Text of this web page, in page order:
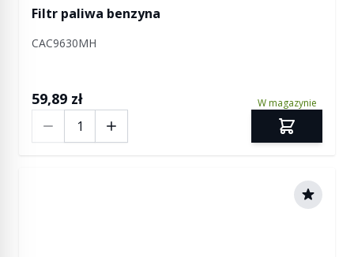
Filtr paliwa benzyna
CAC9630MH
59,89 zł W magazynie